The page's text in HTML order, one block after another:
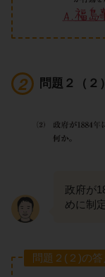
問題２（２）
政府が
めに制
問題２(２)の答